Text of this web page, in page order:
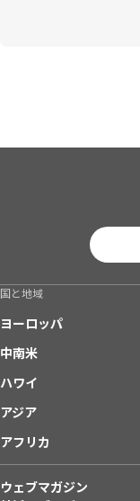
国と地域
ヨーロッパ
中南米
ハワイ
アジア
アフリカ
ウェブマガジン